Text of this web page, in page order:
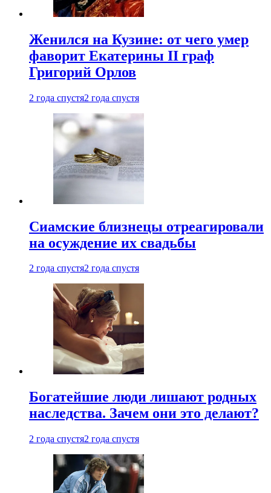
Женился на Кузине: от чего умер
фаворит Екатерины II граф
Григорий Орлов
2 года спустя2 года спустя
Cиамские близнецы отреагировали
на осуждение их свадьбы
2 года спустя2 года спустя
Богатейшие люди лишают родных
наследства. Зачем они это делают?
2 года спустя2 года спустя